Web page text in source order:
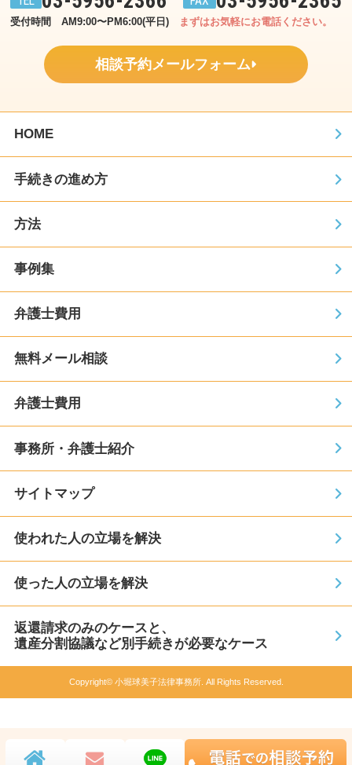
受付時間　AM9:00〜PM6:00(平日) まずはお気軽にお電話ください。
相談予約メールフォーム
HOME
手続きの進め方
方法
事例集
弁護士費用
無料メール相談
弁護士費用
事務所・弁護士紹介
サイトマップ
使われた人の立場を解決
使った人の立場を解決
返還請求のみのケースと、
遺産分割協議など別手続きが必要なケース
Copyright© 小堀球美子法律事務所. All Rights Reserved.